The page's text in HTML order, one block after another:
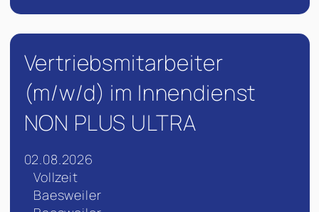
Vertriebsmitarbeiter
(m/w/d) im Innendienst
NON PLUS ULTRA
02.08.2026
Vollzeit
Baesweiler